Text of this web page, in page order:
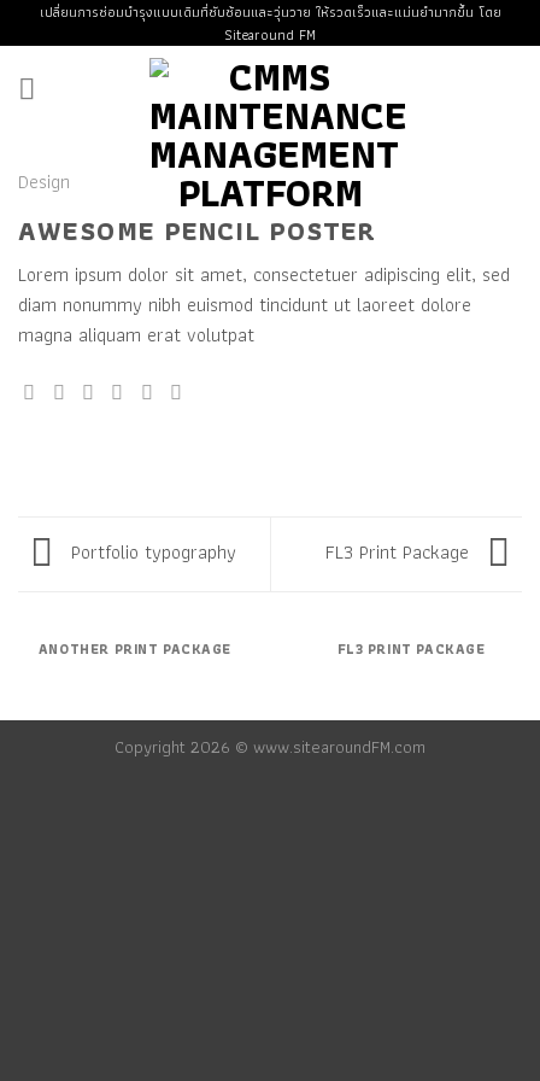
to
content
เปลี่ยนการซ่อมบำรุงแบบเดิมที่ซับซ้อนและวุ่นวาย ให้รวดเร็วและแม่นยำมากขึ้น โดย
Sitearound FM
Design
AWESOME PENCIL POSTER
Lorem ipsum dolor sit amet, consectetuer adipiscing elit, sed
diam nonummy nibh euismod tincidunt ut laoreet dolore
magna aliquam erat volutpat
Portfolio typography FL3 Print Package
ANOTHER PRINT PACKAGE FL3 PRINT PACKAGE
Copyright 2026 © www.sitearoundFM.com